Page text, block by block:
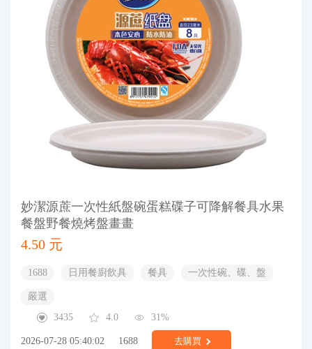
妙潔源蔗一次性紙盤碗蛋糕碟子可降解餐具水果
餐盤野餐燒烤盤畫畫
4.50 元
1688 日用餐廚飲具 餐具 一次性碗、碟、盤
嚴選
3435
4.0 31%
2026-07-28 05:40:02 1688 去購買